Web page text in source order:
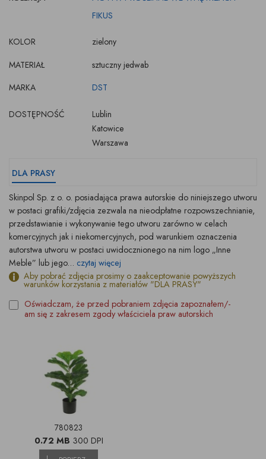
FIKUS
KOLOR
zielony
MATERIAŁ
sztuczny jedwab
MARKA
DST
DOSTĘPNOŚĆ
Lublin
Katowice
Warszawa
DLA PRASY
Skinpol Sp. z o. o. posiadająca prawa autorskie do niniejszego utworu
w postaci grafiki/zdjęcia zezwala na nieodpłatne rozpowszechnianie,
przedstawianie i wykonywanie tego utworu zarówno w celach
komercyjnych jak i niekomercyjnych, pod warunkiem oznaczenia
autorstwa utworu w postaci uwidocznionego na nim logo „Inne
Meble” lub jego... czytaj więcej
Aby pobrać zdjęcia prosimy o zaakceptowanie powyższych
warunków korzystania z materiałów "DLA PRASY"
Oświadczam, że przed pobraniem zdjęcia zapoznałem/-
am się z zakresem zgody właściciela praw autorskich
780823
0.72 MB 300 DPI